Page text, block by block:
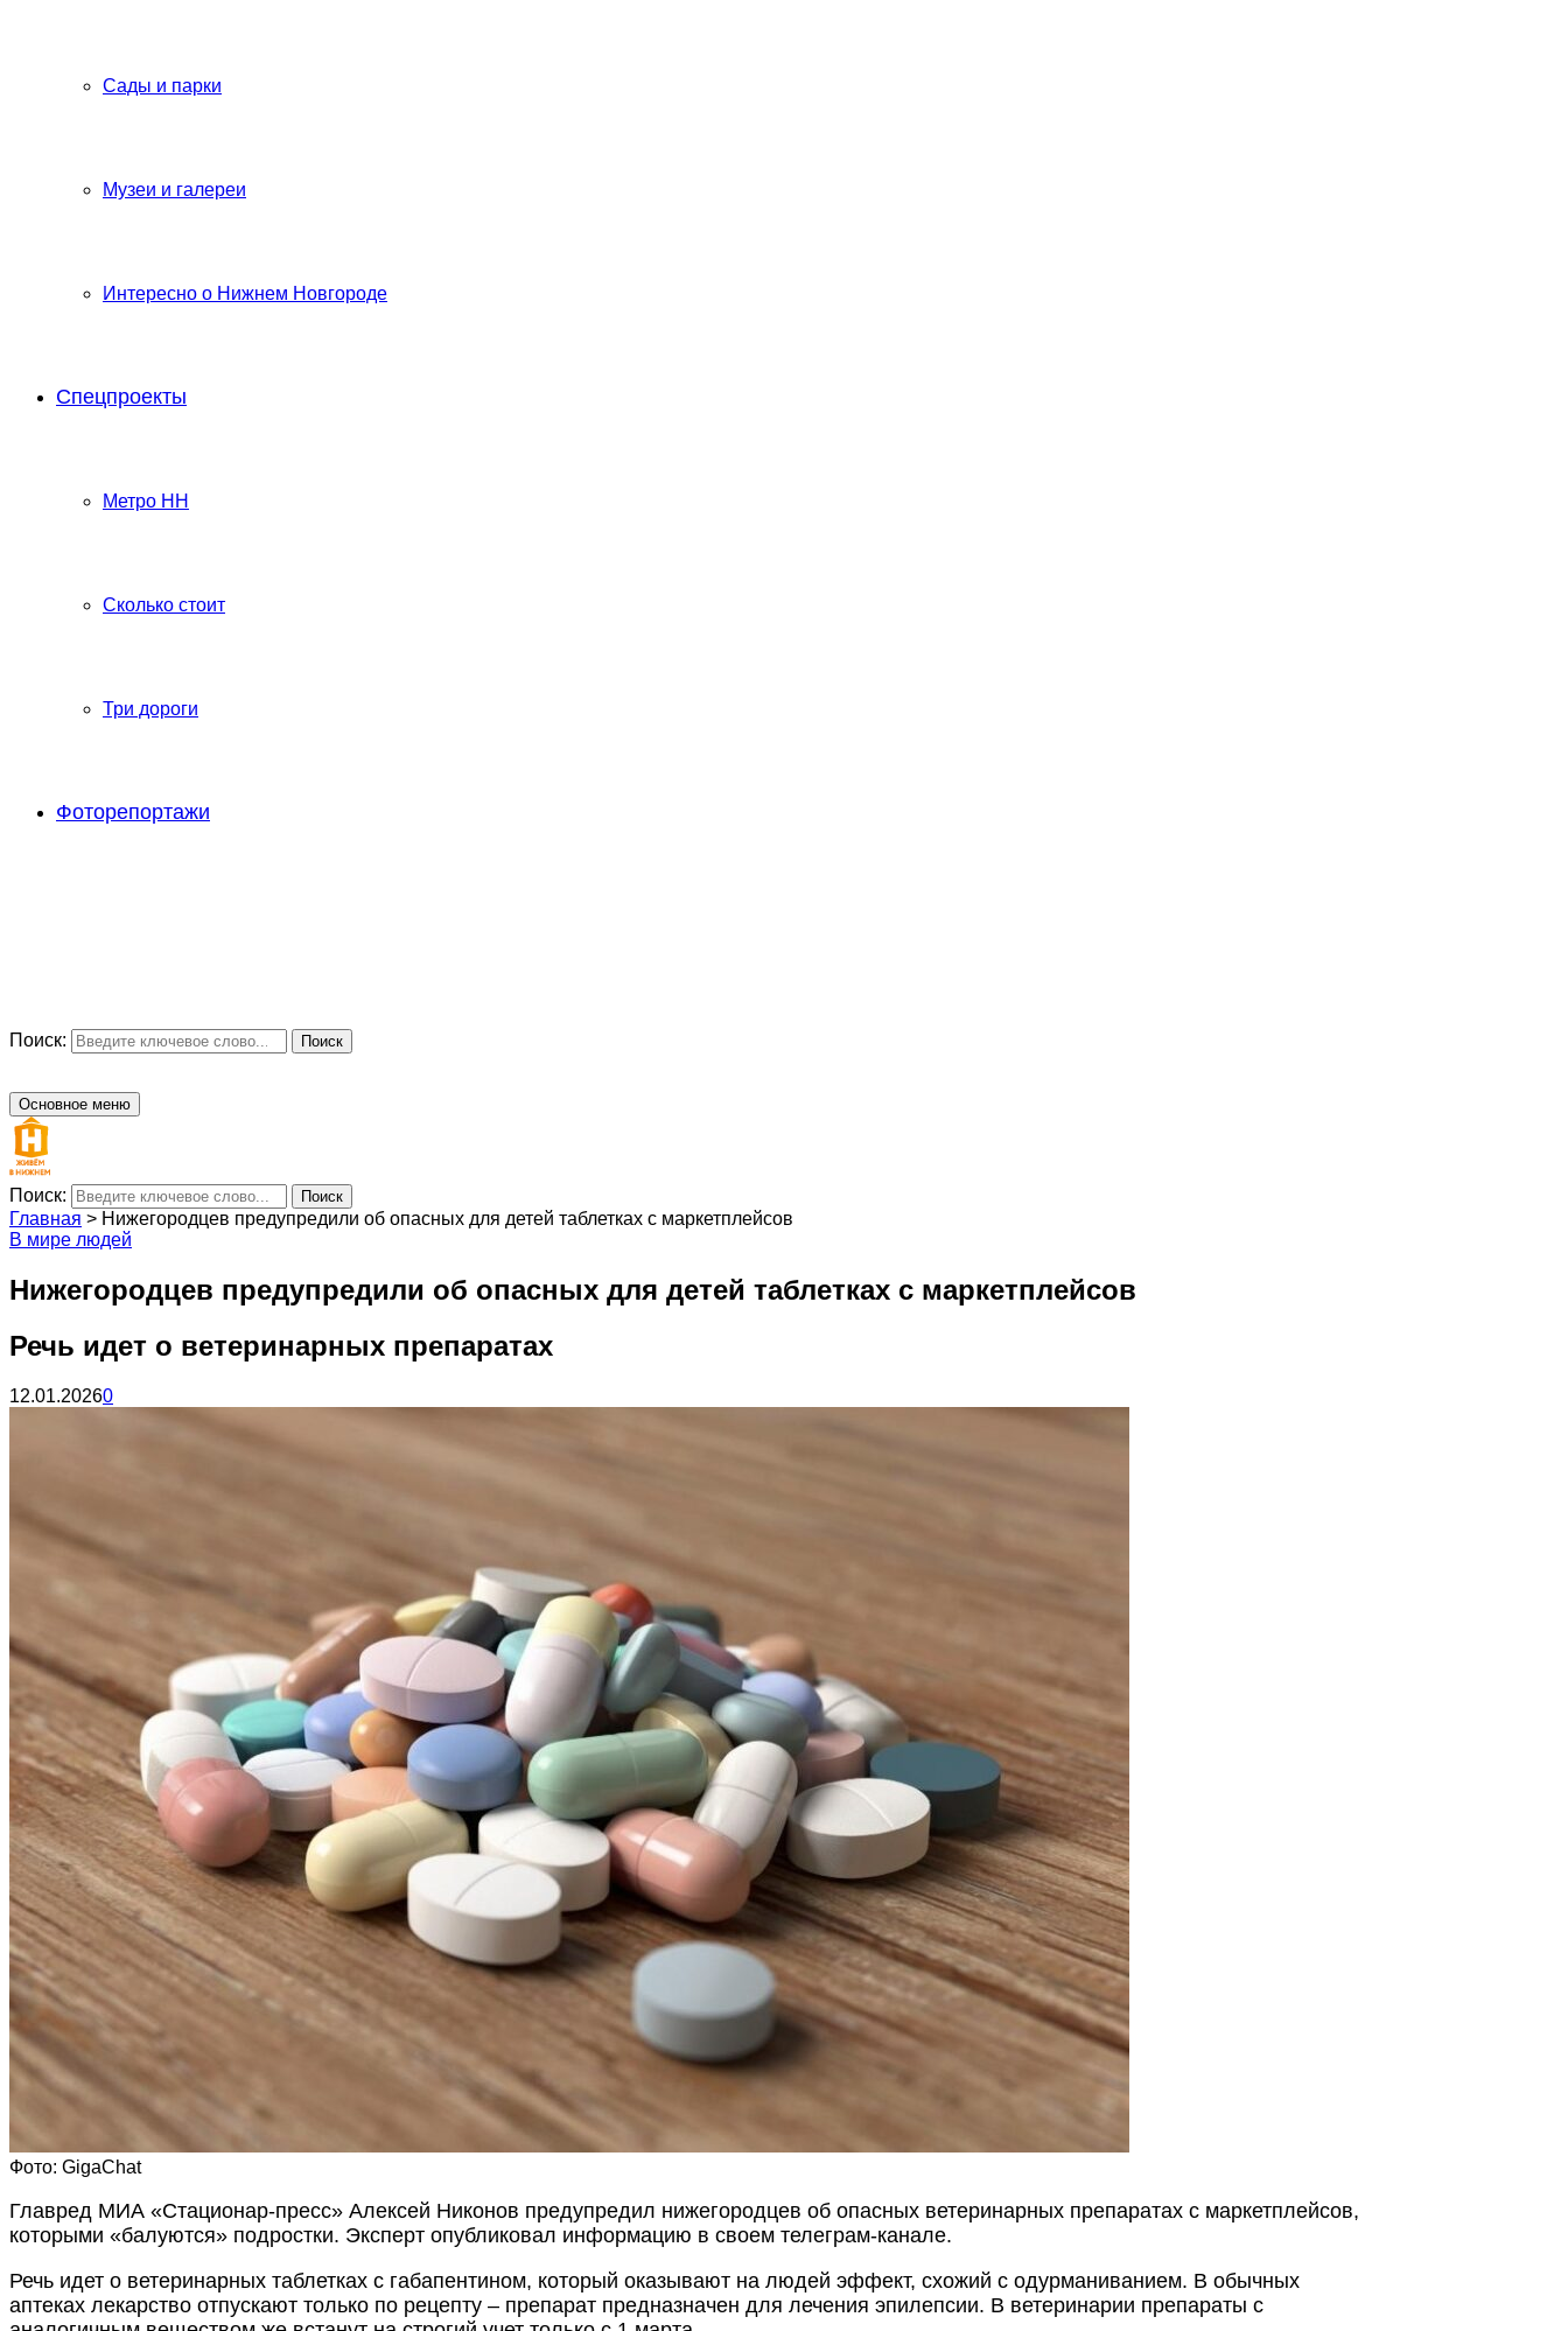
Сады и парки
Музеи и галереи
Интересно о Нижнем Новгороде
Спецпроекты
Метро НН
Сколько стоит
Три дороги
Фоторепортажи
Поиск: Поиск
Основное меню
Поиск: Поиск
Главная > Нижегородцев предупредили об опасных для детей таблетках с маркетплейсов
В мире людей
Нижегородцев предупредили об опасных для детей таблетках с маркетплейсов
Речь идет о ветеринарных препаратах
12.01.20260
Фото: GigaChat
Главред МИА «Стационар-пресс» Алексей Никонов предупредил нижегородцев об опасных ветеринарных препаратах с маркетплейсов,
которыми «балуются» подростки. Эксперт опубликовал информацию в своем телеграм-канале.
Речь идет о ветеринарных таблетках с габапентином, который оказывают на людей эффект, схожий с одурманиванием. В обычных
аптеках лекарство отпускают только по рецепту – препарат предназначен для лечения эпилепсии. В ветеринарии препараты с